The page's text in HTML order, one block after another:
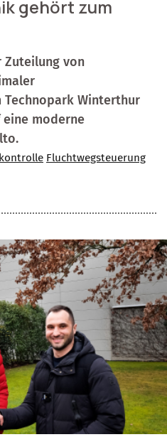
gehört zum
von
Technopark Winterthur
moderne
Fluchtwegsteuerung